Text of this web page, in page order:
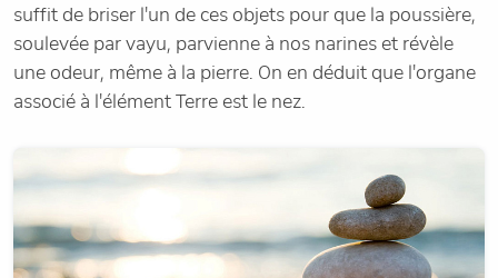
suffit de briser l'un de ces objets pour que la poussière,
soulevée par vayu, parvienne à nos narines et révèle
une odeur, même à la pierre. On en déduit que l'organe
associé à l'élément Terre est le nez.